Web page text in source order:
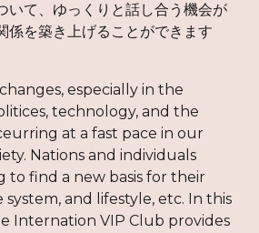
いて、ゆっくりと話し合う機会が
係を築き上げることができます
especially in the
technology, and the
at a fast pace in our
Nations and individuals
to find a new basis for their
and lifestyle, etc. In this
Internation VIP Club provides